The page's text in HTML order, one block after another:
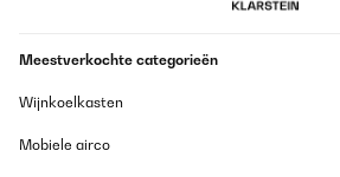
Meestverkochte categorieën
Wijnkoelkasten
Mobiele airco